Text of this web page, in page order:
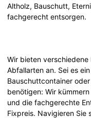
Altholz, Bauschutt,
fachgerecht entsorgen.
Wir bieten
Abfallarten an. Sei es
Bauschuttcontainer
benötigen: Wir
und die fachgerechte
Fixpreis. Navigieren Sie